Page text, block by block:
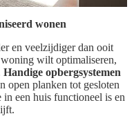
wonen
en veelzijdiger dan ooit
wilt optimaliseren,
Handige opbergsystemen
open planken tot gesloten
een huis functioneel is en